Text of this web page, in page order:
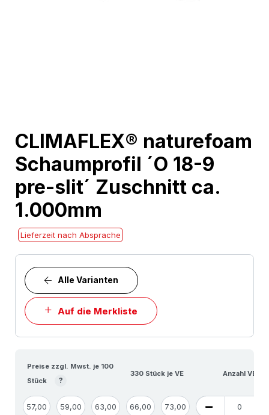
to
the
of
the
images
gallery
CLIMAFLEX® naturefoam
Schaumprofil ´O 18-9
pre-slit´ Zuschnitt ca.
1.000mm
Lieferzeit nach Absprache
Auf die Merkliste
Alle Varianten
Preise zzgl. Mwst. je 100
Stück
?
330 Stück je VE Anzahl VE
57,00 59,00 63,00 66,00 73,00